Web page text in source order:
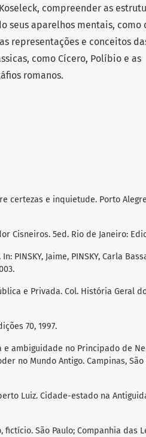
compreender as
seus aparelhos mentais, como
representações e conceitos
como Cícero, Políbio e as
romanos.
certezas e inquietude. Porto
Cisneiros. 5ed. Rio de Janeiro:
PINSKY, Jaime, PINSKY, Carla
e Privada. Col. História Geral
70, 1997.
e ambiguidade no Principado de
no Mundo Antigo. Campinas, São
Luiz. Cidade-estado na
fictício. São Paulo; Companhia das